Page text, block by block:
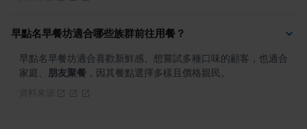
早點名早餐坊適合哪些族群前往用餐？
早點名早餐坊適合喜歡新鮮感、想嘗試多種口味的顧客，也適合
家庭、
朋友聚餐 ，因其餐點選擇多樣且價格親民。